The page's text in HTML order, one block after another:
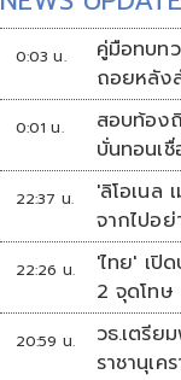
0:03 น.
คู่มือทบท
ถอยหลัง
ที่2
0:01 น.
สอบท้อง
บั่นทอนเ
22:37 น.
'ลิโอเนล
จากไปอ
22:26 น.
'ไทย' เปิ
2 จุดโทษ
ดวล 'สิง
20:59 น.
วธ.เตรีย
ราชานุเค